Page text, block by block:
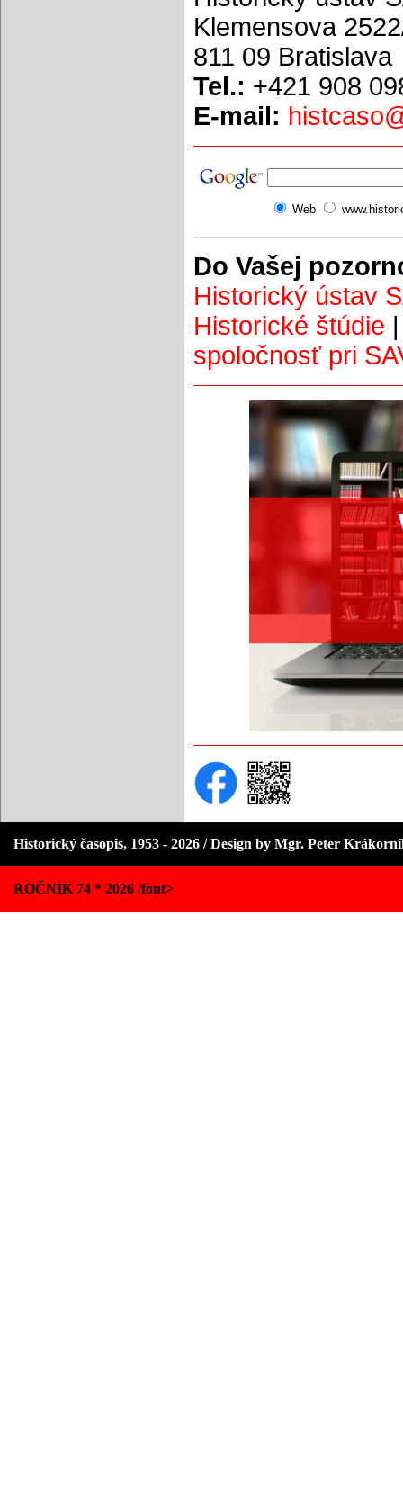
Klemensova
811 09 Bratislava
Tel.: +421 908
E-mail:
Web
Do Vašej
Historický ústav
Historické štúdie
spoločnosť pri
Historický časopis, 1953 - 2026 / Design by Mgr. Peter
ROČNÍK 74 * 2026 /font>